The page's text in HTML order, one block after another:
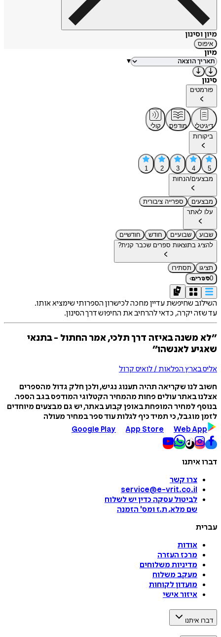
מיון וסינון
איפוס
מיון
▾
סינון
פורמטים
דיגיטלי מודפס
קולי
ביקורות
5
4
3
2
1
מבצעים/הנחות
מבצעים
ספרייה ציבורית
עלו לאתר
שבוע שבועיים חודש
חודשיים
להציג בתוצאות ספרים שכבר קנית?
תציגו
תסתירו
0ספרים›
השילוב שחיפשת עדיין מחכה לכישרון הספרותי שימציא אותו.
עד שזה יקרה, כדאי להרחיב את החיפוש דרך הסינון.
״לא משנה באיזה דרך תלכי, אמר החתול - בתנאי
שאגיע לאנשהו״
אליס בארץ הפלאות / לואיס קרול
חשוב לנו שקריאה תהיה תענוג נגיש, ולכן חלק גדול מהספרים
אצלנו באתר עולים פחות מהמחיר הקטלוגי המודפס בגב הספר.
בנוסף למחיר המופחת באופן קבוע באתר, יש גם מבצעים מיוחדים
לזמן מוגבל, כי תמיד כיף לגלות עוד ספר במחיר מעולה
Google Play
App Store Web App
דברו איתנו
צרו קשר
service@e-vrit.co.il
לביטול עסקה כדין יש לשלוח
שם מלא, ת.ז ומס' הזמנה
עברית
אודות
מרכז העזרה
מדיניות משלוחים
מעקב משלוח
מועדון לקוחות
איזור אישי
דברו איתנו